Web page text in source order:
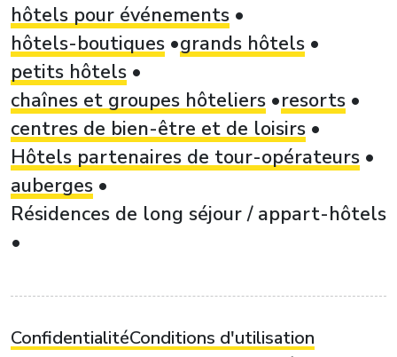
hôtels pour événements
hôtels-boutiques grands hôtels
petits hôtels
chaînes et groupes hôteliers
resorts
centres de bien-être et de loisirs
Hôtels partenaires de tour-opérateurs
auberges
Résidences de long séjour / appart-hôtels
ConfidentialitéConditions d'utilisation